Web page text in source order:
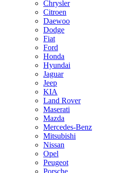
Chrysler
Citroen
Daewoo
Dodge
Fiat
Ford
Honda
Hyundai
Jaguar
Jeep
KIA
Land Rover
Maserati
Mazda
Mercedes-Benz
Mitsubishi
Nissan
Opel
Peugeot
Porsche